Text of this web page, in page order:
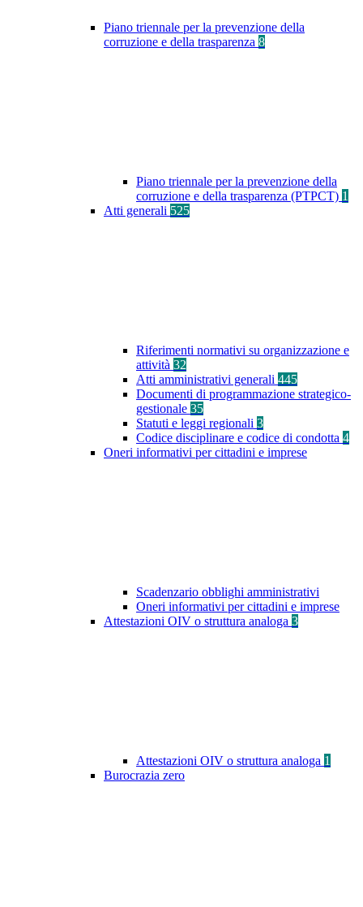
Piano triennale per la prevenzione della
corruzione e della trasparenza 8
Piano triennale per la prevenzione della
corruzione e della trasparenza (PTPCT) 1
Atti generali 525
Riferimenti normativi su organizzazione e
attività 32
Atti amministrativi generali 445
Documenti di programmazione strategico-
gestionale 35
Statuti e leggi regionali 3
Codice disciplinare e codice di condotta 4
Oneri informativi per cittadini e imprese
Scadenzario obblighi amministrativi
Oneri informativi per cittadini e imprese
Attestazioni OIV o struttura analoga 3
Attestazioni OIV o struttura analoga 1
Burocrazia zero